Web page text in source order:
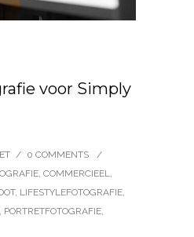
voor Simply
/ 0 COMMENTS
/
, COMMERCIEEL,
, LIFESTYLEFOTOGRAFIE,
, PORTRETFOTOGRAFIE,